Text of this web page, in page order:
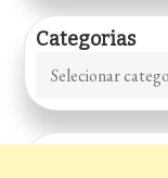
Categorias
Categorias